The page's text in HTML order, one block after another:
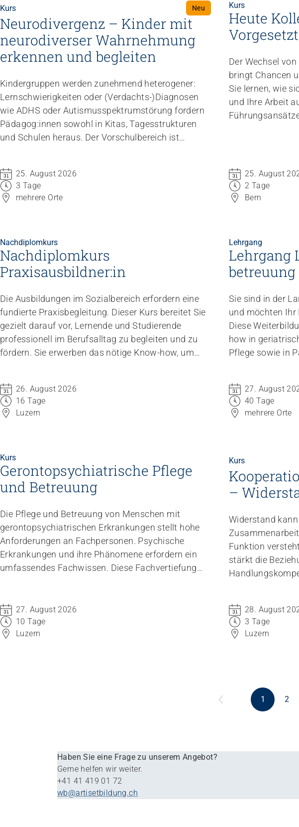
Kurs Neu
Neurodivergenz – Kinder mit
neurodiverser Wahrnehmung
erkennen und begleiten
Kindergruppen werden zunehmend heterogener:
Lernschwierigkeiten oder (Verdachts-)Diagnosen
wie ADHS oder Autismusspektrumstörung fordern
Pädagog:innen sowohl in Kitas, Tagesstrukturen
und Schulen heraus. Der Vorschulbereich ist
umzugehen ist und wie den Bedürfnissen aller
Kinder gerecht werden kann, prägen den Alltag von
pädagogischen Fachkräften.
25. August 2026
3 Tage
mehrere Orte
Kurs
Heute
Der Wechsel
bringt Chancen
Sie lernen, wie
und Ihre Arbeit
25. August
2 Tage
Bern
Nachdiplomkurs
Nachdiplomkurs
Praxisausbildner:in
Die Ausbildungen im Sozialbereich erfordern eine
fundierte Praxisbegleitung. Dieser Kurs bereitet Sie
gezielt darauf vor, Lernende und Studierende
professionell im Berufsalltag zu begleiten und zu
fördern. Sie erwerben das nötige Know-how, um
26. August 2026
16 Tage
Luzern
Lehrgang
Lehrgang
betreuung
Sie sind in der
und möchten Ihr
Diese
how in
Pflege sowie in
27. August
40 Tage
mehrere Orte
Kurs
Gerontopsychiatrische Pflege
und Betreuung
Die Pflege und Betreuung von Menschen mit
gerontopsychiatrischen Erkrankungen stellt hohe
Anforderungen an Fachpersonen. Psychische
Erkrankungen und ihre Phänomene erfordern ein
umfassendes Fachwissen. Diese Fachvertiefung
gerontopsychiatrischen Situationen im
Pflegealltag.
27. August 2026
10 Tage
Luzern
Kurs
–
Widerstand
Funktion
stärkt die
und daraus
28. August
3 Tage
Luzern
1 2
Haben Sie eine Frage zu unserem Angebot?
Gerne helfen wir weiter.
+41 41 419 01 72
wb@artisetbildung.ch